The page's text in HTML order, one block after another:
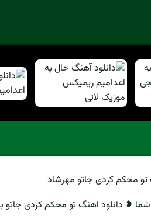
شما ❥ دانلود اهنگ تو محکم کردی جاتو